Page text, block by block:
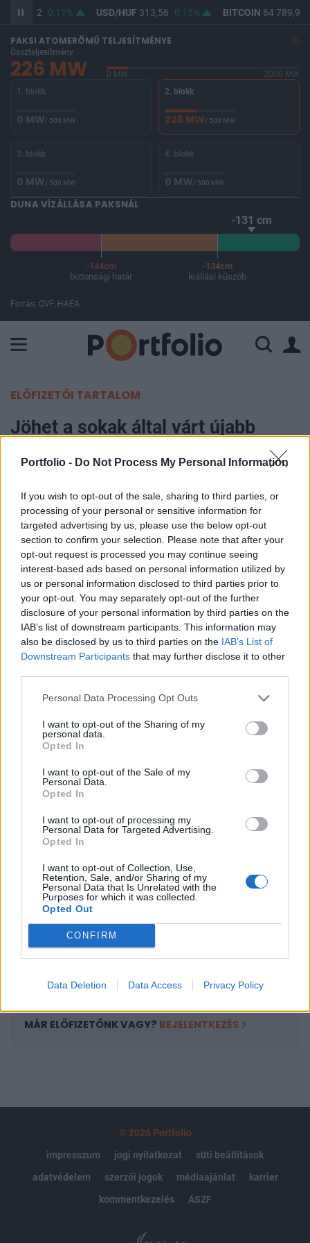
Portfolio - Do Not Process My Personal Information
If you wish to opt-out of the sale, sharing to third parties, or
processing of your personal or sensitive information for
targeted advertising by us, please use the below opt-out
section to confirm your selection. Please note that after your
opt-out request is processed you may continue seeing
interest-based ads based on personal information utilized by
us or personal information disclosed to third parties prior to
your opt-out. You may separately opt-out of the further
disclosure of your personal information by third parties on the
IAB’s list of downstream participants. This information may
also be disclosed by us to third parties on the IAB’s List of
Downstream Participants that may further disclose it to other
Personal Data Processing Opt Outs
I want to opt-out of the Sharing of my
personal data.
Opted In
I want to opt-out of the Sale of my
Personal Data.
Opted In
I want to opt-out of processing my
Personal Data for Targeted Advertising.
Opted In
I want to opt-out of Collection, Use,
Retention, Sale, and/or Sharing of my
Personal Data that Is Unrelated with the
Purposes for which it was collected.
Opted Out
CONFIRM
Data Deletion Data Access Privacy Policy
362,12 0,11% USD/HUF 313,56 0,15% BITCOIN 64 789,99
PAKSI ATOMERŐMŰ TELJESÍTMÉNYE
Összteljesítmény
226 MW 0 MW
2000 MW
1. blokk
0 MW/ 500 MW
2. blokk
226 MW/ 500 MW
3. blokk
0 MW/ 500 MW
4. blokk
0 MW/ 500 MW
DUNA VÍZÁLLÁSA PAKSNÁL
-131 cm
-144cm
biztonsági határ
-134cm
leállási küszöb
Forrás: OVF, HAEA
ELŐFIZETŐI TARTALOM
Jöhet a sokak által várt újabb
2020. június 02. 10:19
A nagyvállalatok pénzügyi igazgatóinak több mint
fele gondolja úgy, hogy a Dow újrateszteli majd a
korábbi mélypontot jelentő márciusi 19 000 pont
körüli szintet, mielőtt újabb történelmi csúcsot
döntetne 29 000 pont felett – derült ki a CNBC
legfrissebb felmérésből.
Portfolio Investment Day 2026Október 21-én jön a Portfolio
Investment Day 2026, ahol a piac vezető szakértőivel
kérdésekre. Meddig tarthat az AI-rali, kik lehetnek a
következő évek nyertesei, mire számíthatunk a részvény-,
kötvény-, nyersanyag- és kriptopiacokon, és hogyan
KEDVES OLVASÓNK!
A keresett cikk a portfolio.hu hírarchívumához
tartozik, melynek olvasása előfizetéses
regisztrációhoz kötött.
Az előfizetés a következőket tartalmazza:
Portfolio.hu teljes cikkarchívum
Kötéslisták: BÉT elmúlt 2 év napon belüli
kötéslistái
MÁR ELŐFIZETŐNK VAGY? BEJELENTKEZÉS
© 2026 Portfolio
impresszum
jogi nyilatkozat
süti beállítások
adatvédelem
szerzői jogok médiaajánlat
karrier
kommentkezelés
ÁSZF